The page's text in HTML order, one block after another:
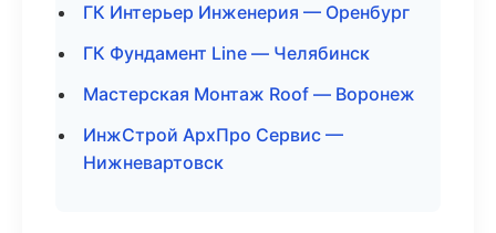
ГК Интерьер Инженерия — Оренбург
ГК Фундамент Line — Челябинск
Мастерская Монтаж Roof — Воронеж
ИнжСтрой АрхПро Сервис —
Нижневартовск